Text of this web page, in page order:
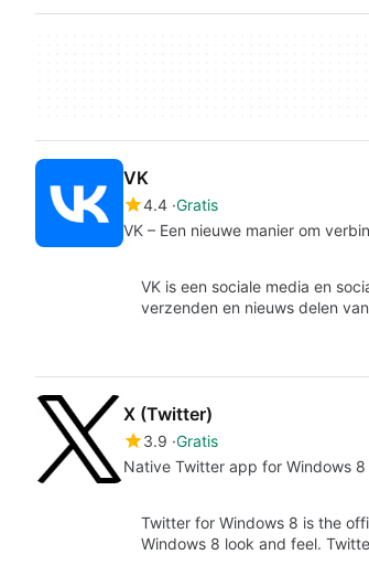
VK
4.4 Gratis
VK – Een nieuwe manier om
VK is een sociale media en
verzenden en nieuws delen
X (Twitter)
3.9 Gratis
Native Twitter app for Windows 8
Twitter for Windows 8 is the
Windows 8 look and feel.